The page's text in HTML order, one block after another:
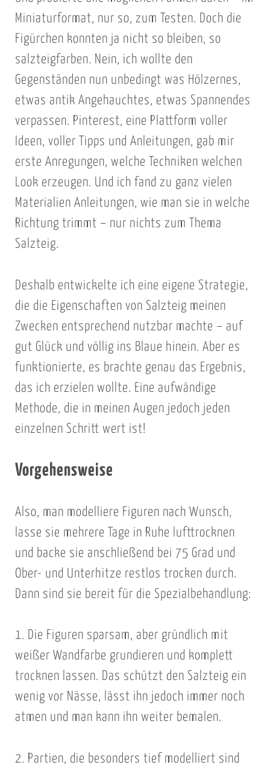
Miniaturformat, nur so, zum Testen. Doch die
Figürchen konnten ja nicht so bleiben, so
salzteigfarben. Nein, ich wollte den
Gegenständen nun unbedingt was Hölzernes,
etwas antik Angehauchtes, etwas Spannendes
verpassen. Pinterest, eine Plattform voller
Ideen, voller Tipps und Anleitungen, gab mir
erste Anregungen, welche Techniken welchen
Look erzeugen. Und ich fand zu ganz vielen
Materialien Anleitungen, wie man sie in welche
Richtung trimmt – nur nichts zum Thema
Salzteig.
Deshalb entwickelte ich eine eigene Strategie,
die die Eigenschaften von Salzteig meinen
Zwecken entsprechend nutzbar machte – auf
gut Glück und völlig ins Blaue hinein. Aber es
funktionierte, es brachte genau das Ergebnis,
das ich erzielen wollte. Eine aufwändige
Methode, die in meinen Augen jedoch jeden
einzelnen Schritt wert ist!
Vorgehensweise
Also, man modelliere Figuren nach Wunsch,
lasse sie mehrere Tage in Ruhe lufttrocknen
und backe sie anschließend bei 75 Grad und
Ober- und Unterhitze restlos trocken durch.
Dann sind sie bereit für die Spezialbehandlung:
1. Die Figuren sparsam, aber gründlich mit
weißer Wandfarbe grundieren und komplett
trocknen lassen. Das schützt den Salzteig ein
wenig vor Nässe, lässt ihn jedoch immer noch
atmen und man kann ihn weiter bemalen.
2. Partien, die besonders tief modelliert sind